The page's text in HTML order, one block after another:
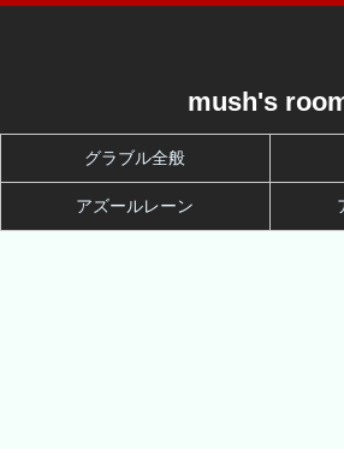
mush's
グラブル全般
アズールレーン